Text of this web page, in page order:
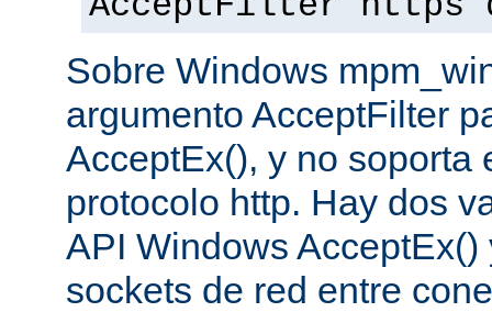
Sobre Windows
argumento AcceptFilter
AcceptEx(), y no soporta
protocolo http. Hay dos
API Windows
sockets de red entre